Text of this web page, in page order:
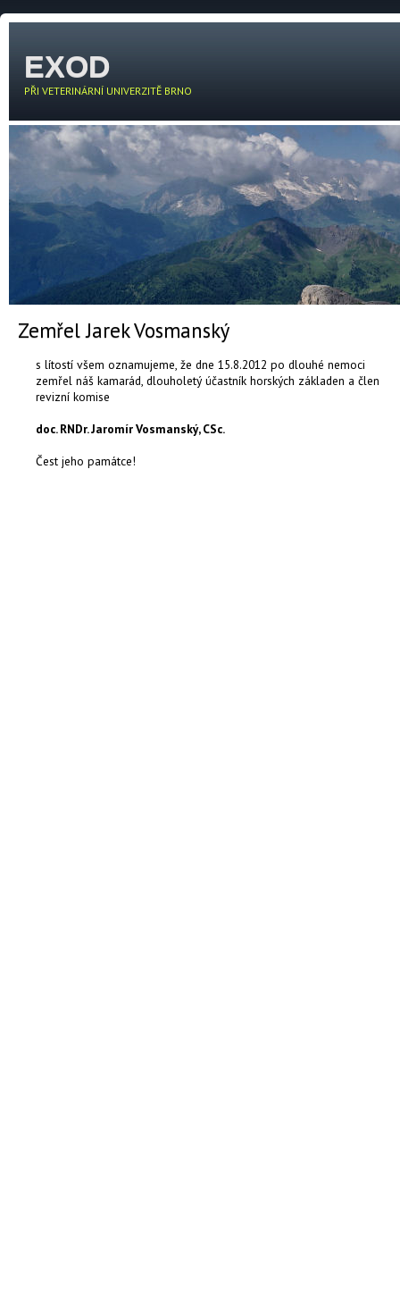
EXOD
PŘI VETERINÁRNÍ UNIVERZITĚ BRNO
Zemřel Jarek Vosmanský
s lítostí všem oznamujeme, že dne 15.8.2012 po dlouhé nemoci
zemřel náš kamarád, dlouholetý účastník horských základen a člen
revizní komise
doc. RNDr. Jaromír Vosmanský, CSc.
Čest jeho památce!